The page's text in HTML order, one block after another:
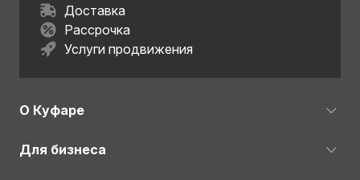
Доставка
Рассрочка
Услуги продвижения
О Куфаре
Для бизнеса